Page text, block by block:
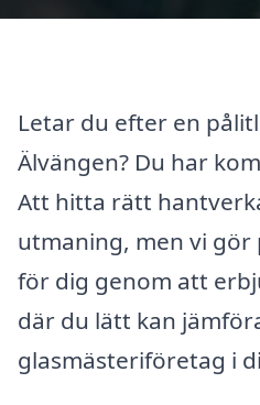
Letar du efter en
Älvängen? Du har
Att hitta rätt
utmaning, men vi gör
för dig genom att
där du lätt kan
glasmästeriföretag i